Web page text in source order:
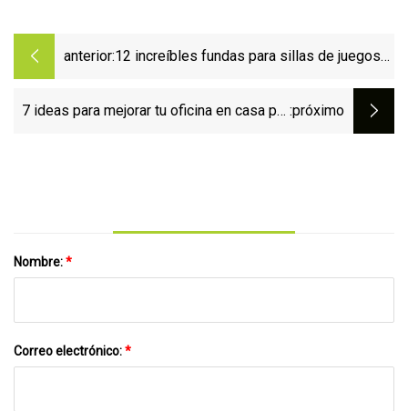
anterior:12 increíbles fundas para sillas de juegos
7 ideas para mejorar tu oficina en casa por :próximo
Nombre:*
Correo electrónico:*